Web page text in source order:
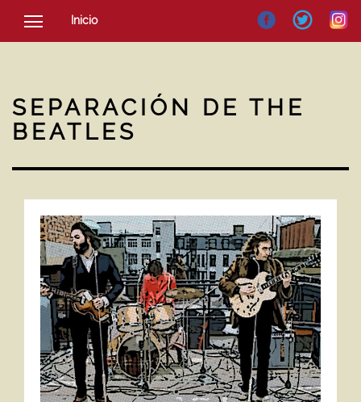
Inicio
SOCIEDAD
NOTICIAS
SEPARACIÓN DE THE
BEATLES